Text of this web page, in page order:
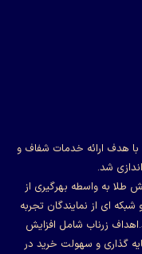
زرناب تجارت رادین(رادین شمش) در سال 1402 با هدف ارائه خدمات شفاف و
شد.
به واسطه بهرگیری از
ای از نمایندگان تجربه
زرناب شامل افزایش
گذاری و سهولت خرید در